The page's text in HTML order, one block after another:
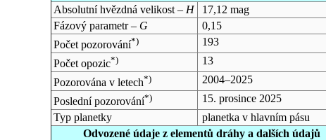
Absolutní hvězdná velikost – H
17,12 mag
Fázový parametr – G
0,15
Počet pozorování*)
193
Počet opozic*)
13
Pozorována v letech*)
2004–2025
Poslední pozorování*)
15. prosince 2025
Typ planetky
planetka v hlavním pásu
Odvozené údaje z elementů dráhy a dalších údajů